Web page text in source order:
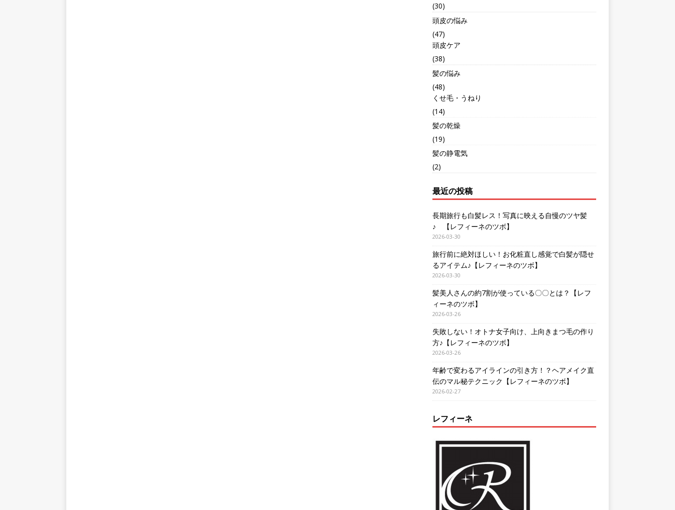
(30)
頭皮の悩み
(47)
頭皮ケア
(38)
髪の悩み
(48)
くせ毛・うねり
(14)
髪の乾燥
(19)
髪の静電気
(2)
最近の投稿
長期旅行も白髪レス！写真に映える自慢のツヤ髪
♪ 【レフィーネのツボ】
2026-03-30
旅行前に絶対ほしい！お化粧直し感覚で白髪が隠せ
るアイテム♪【レフィーネのツボ】
2026-03-30
髪美人さんの約7割が使っている〇〇とは？【レフ
ィーネのツボ】
2026-03-26
失敗しない！オトナ女子向け、上向きまつ毛の作り
方♪【レフィーネのツボ】
2026-03-26
年齢で変わるアイラインの引き方！？ヘアメイク直
伝のマル秘テクニック【レフィーネのツボ】
2026-02-27
レフィーネ